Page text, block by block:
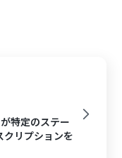
特定のステー
リプションを